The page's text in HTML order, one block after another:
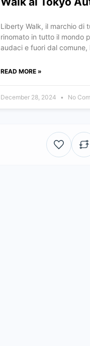
Liberty Walk, il marchio di
rinomato in tutto il mondo
audaci e fuori dal
READ MORE »
December 28, 2024 No